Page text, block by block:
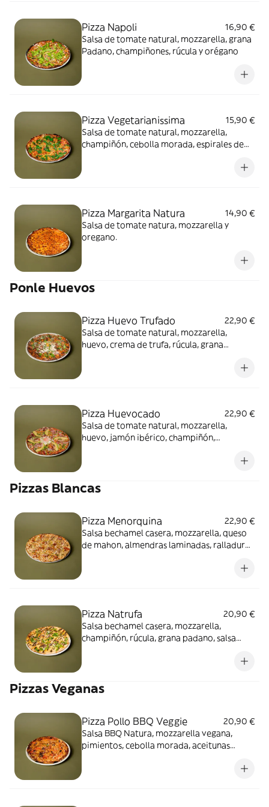
Pizza Napoli
16,90 €
Salsa de tomate natural, mozzarella, grana
Padano, champiñones, rúcula y orégano
Pizza Vegetarianissima
15,90 €
Salsa de tomate natural, mozzarella,
champiñón, cebolla morada, espirales de
Pizza Margarita Natura
14,90 €
Salsa de tomate natura, mozzarella y
oregano.
Ponle Huevos
Pizza Huevo Trufado
22,90 €
Salsa de tomate natural, mozzarella,
huevo, crema de trufa, rúcula, grana
Pizza Huevocado
22,90 €
Salsa de tomate natural, mozzarella,
huevo, jamón ibérico, champiñón,
Pizzas Blancas
Pizza Menorquina
22,90 €
Salsa bechamel casera, mozzarella, queso
de mahon, almendras laminadas, ralladura
Pizza Natrufa
20,90 €
Salsa bechamel casera, mozzarella,
champiñón, rúcula, grana padano, salsa
Pizzas Veganas
Pizza Pollo BBQ Veggie
20,90 €
Salsa BBQ Natura, mozzarella vegana,
pimientos, cebolla morada, aceitunas